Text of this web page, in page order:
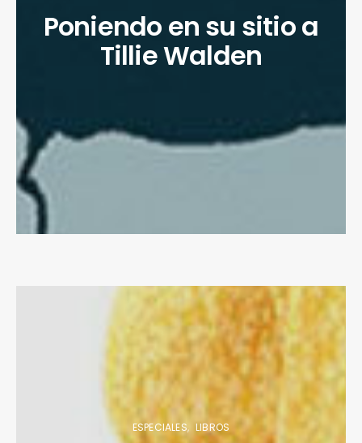
Poniendo en su sitio a
Tillie Walden
ESPECIALES LIBROS